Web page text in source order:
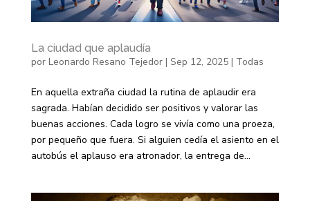
La ciudad que aplaudía
por Leonardo Resano Tejedor| Sep 12, 2025| Todas
En aquella extraña ciudad la rutina de aplaudir era
sagrada. Habían decidido ser positivos y valorar las
buenas acciones. Cada logro se vivía como una proeza,
por pequeño que fuera. Si alguien cedía el asiento en el
autobús el aplauso era atronador, la entrega de...